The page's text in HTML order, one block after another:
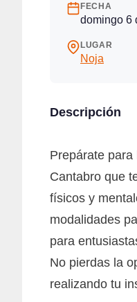
FECHA
domingo 6
LUGAR
Noja
Descripción
Prepárate
Cantabro que
físicos y
modalidades
para
No pierdas la
realizando tu